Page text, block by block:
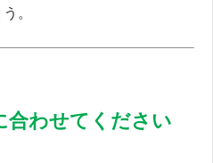
。
合わせてください